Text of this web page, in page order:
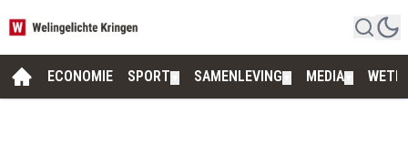
ECONOMIE SPORT SAMENLEVING MEDIA